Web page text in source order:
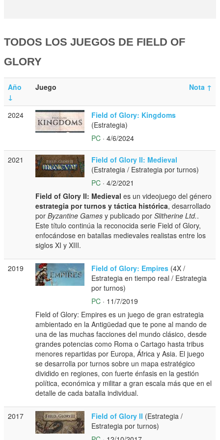
TODOS LOS JUEGOS DE FIELD OF
GLORY
Año
↓
Nota ↑
Juego
2024
Field of Glory: Kingdoms
(Estrategia)
PC · 4/6/2024
2021
Field of Glory II: Medieval
(Estrategia / Estrategia por turnos)
PC · 4/2/2021
Field of Glory II: Medieval es un videojuego del género
estrategia por turnos y táctica histórica, desarrollado
porByzantine Games y publicado porSlitherine Ltd..
Este título continúa la reconocida serie Field of Glory,
enfocándose en batallas medievales realistas entre los
siglos XI y XIII.
2019 Field of Glory: Empires (4X /
Estrategia en tiempo real / Estrategia
por turnos)
PC · 11/7/2019
Field of Glory: Empires es un juego de gran estrategia
ambientado en la Antigüedad que te pone al mando de
una de las muchas facciones del mundo clásico, desde
grandes potencias como Roma o Cartago hasta tribus
menores repartidas por Europa, África y Asia. El juego
se desarrolla por turnos sobre un mapa estratégico
dividido en regiones, con fuerte énfasis en la gestión
política, económica y militar a gran escala más que en el
detalle de cada batalla individual.
2017 Field of Glory II (Estrategia /
Estrategia por turnos)